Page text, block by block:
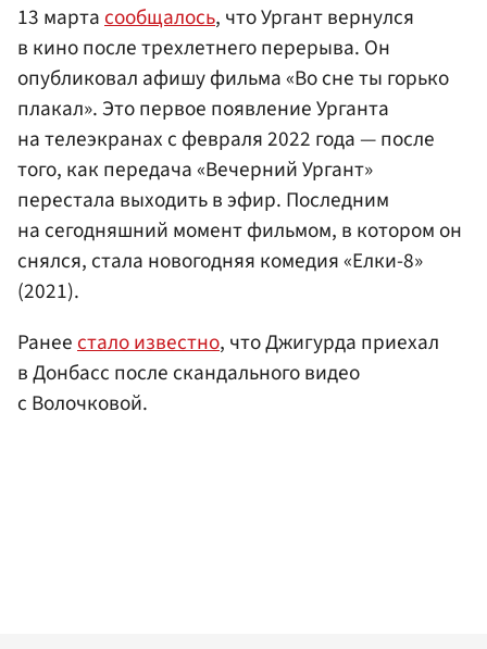
13 мартасообщалось, что Ургант вернулся
в кино после трехлетнего перерыва. Он
опубликовал афишу фильма «Во сне ты горько
плакал». Это первое появление Урганта
на телеэкранах с февраля 2022 года — после
того, как передача «Вечерний Ургант»
перестала выходить в эфир. Последним
на сегодняшний момент фильмом, в котором он
снялся, стала новогодняя комедия «Елки-8»
(2021).
Ранеестало известно, что Джигурда приехал
в Донбасс после скандального видео
с Волочковой.